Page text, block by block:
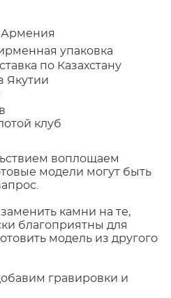
Армения
упаковка
по Казахстану
Якутии
клуб
воплощаем
модели могут быть
камни на те,
благоприятны для
модель из другого
гравировки и